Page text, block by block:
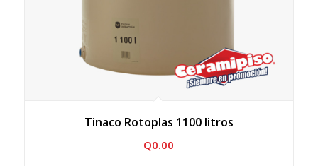
Tinaco Rotoplas 1100 litros
Q0.00